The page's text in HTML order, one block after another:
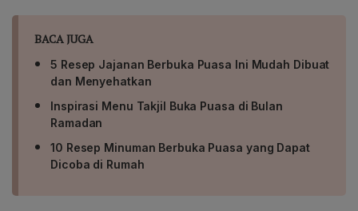
BACA JUGA
5 Resep Jajanan Berbuka Puasa Ini Mudah Dibuat
dan Menyehatkan
Inspirasi Menu Takjil Buka Puasa di Bulan
Ramadan
10 Resep Minuman Berbuka Puasa yang Dapat
Dicoba di Rumah